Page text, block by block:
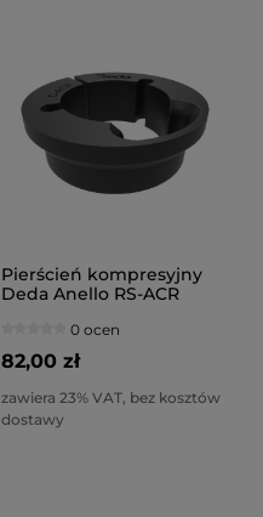
Pierścień kompresyjny
Deda Anello RS-ACR
0 ocen
82,00 zł
zawiera 23% VAT, bez kosztów
dostawy